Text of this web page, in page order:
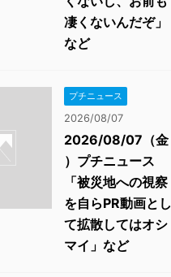
凄くないんだぞ」
など
プチニュース
2026/08/07
2026/08/07（金
）プチニュース
「被災地への視察
を自らPR動画とし
て拡散してはオシ
マイ」など